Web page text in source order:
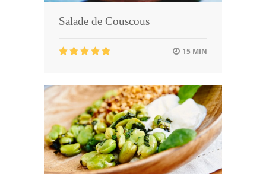
Salade de Couscous
15 MIN